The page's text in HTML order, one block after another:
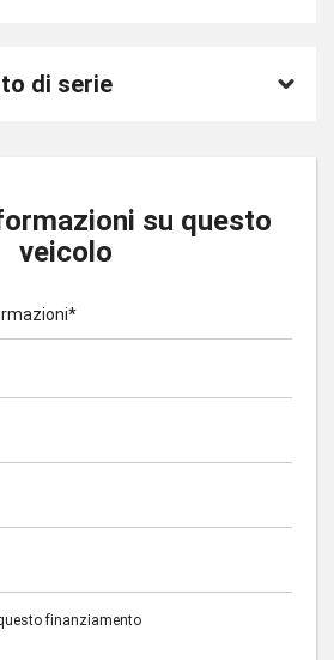
di serie
su questo
veicolo
finanziamento